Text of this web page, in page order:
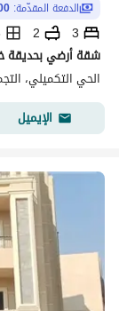
الدفعة المقدّمة:
3
2
الحي التكميلي،
الإيميل